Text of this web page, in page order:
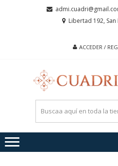
Libertad 192, San
ACCEDER /